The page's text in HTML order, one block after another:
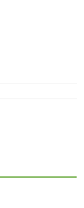
Curcan 4 X 85 g